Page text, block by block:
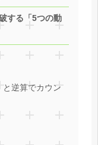
する「5つの動
逆算でカウン